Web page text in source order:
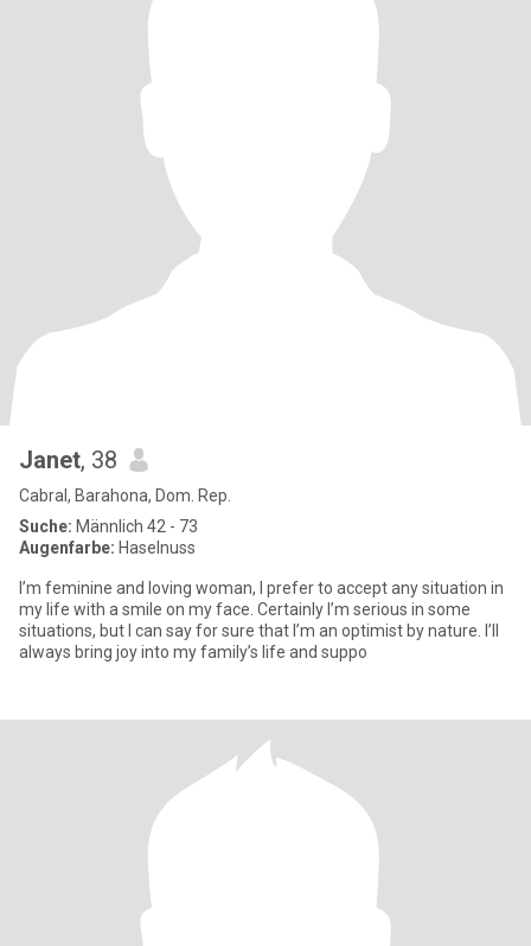
Janet, 38
Cabral, Barahona, Dom. Rep.
Suche: Männlich 42 - 73
Augenfarbe: Haselnuss
I’m feminine and loving woman, I prefer to accept any situation in
my life with a smile on my face. Certainly I’m serious in some
situations, but I can say for sure that I’m an optimist by nature. I’ll
always bring joy into my family’s life and suppo